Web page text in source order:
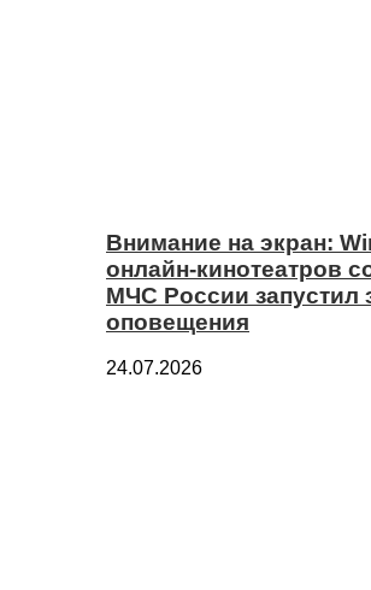
Внимание на экран:
онлайн-кинотеатров
МЧС России запустил
оповещения
24.07.2026